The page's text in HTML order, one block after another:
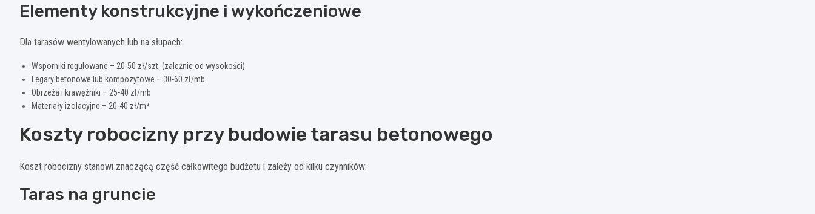
Elementy konstrukcyjne i wykończeniowe
Dla tarasów wentylowanych lub na słupach:
Wsporniki regulowane – 20-50 zł/szt. (zależnie od wysokości)
Legary betonowe lub kompozytowe – 30-60 zł/mb
Obrzeża i krawężniki – 25-40 zł/mb
Materiały izolacyjne – 20-40 zł/m²
Koszty robocizny przy budowie tarasu betonowego
Koszt robocizny stanowi znaczącą część całkowitego budżetu i zależy od kilku czynników:
Taras na gruncie